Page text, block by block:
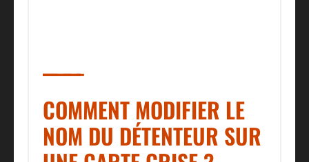
COMMENT MODIFIER LE
NOM DU DÉTENTEUR SUR